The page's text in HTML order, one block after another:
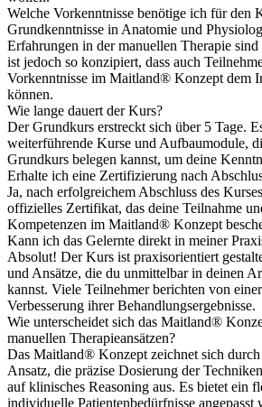
Welche Vorkenntnisse benötige ich für den
Grundkenntnisse in Anatomie und
Erfahrungen in der manuellen Therapie
ist jedoch so konzipiert, dass auch
Vorkenntnisse im Maitland® Konzept dem
können.
Wie lange dauert der Kurs?
Der Grundkurs erstreckt sich über 5 Tage.
weiterführende Kurse und Aufbaumodule,
Grundkurs belegen kannst, um deine
Erhalte ich eine Zertifizierung nach
Ja, nach erfolgreichem Abschluss des
offizielles Zertifikat, das deine Teilnahme
Kompetenzen im Maitland® Konzept
Kann ich das Gelernte direkt in meiner
Absolut! Der Kurs ist praxisorientiert
und Ansätze, die du unmittelbar in deinen
kannst. Viele Teilnehmer berichten von
Verbesserung ihrer Behandlungsergebnisse.
Wie unterscheidet sich das Maitland®
manuellen Therapieansätzen?
Das Maitland® Konzept zeichnet sich durch
Ansatz, die präzise Dosierung der
auf klinisches Reasoning aus. Es bietet ein
individuelle Patientenbedürfnisse angepasst